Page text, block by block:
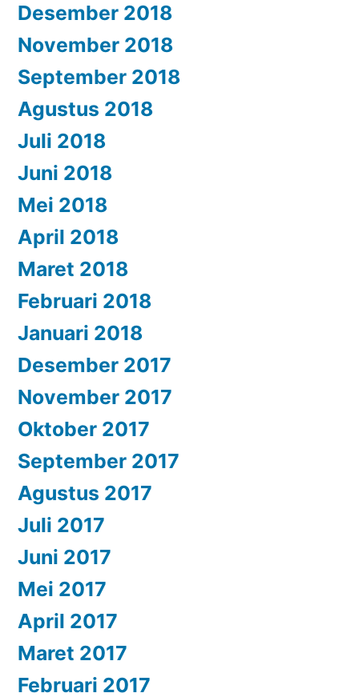
Desember 2018
November 2018
September 2018
Agustus 2018
Juli 2018
Juni 2018
Mei 2018
April 2018
Maret 2018
Februari 2018
Januari 2018
Desember 2017
November 2017
Oktober 2017
September 2017
Agustus 2017
Juli 2017
Juni 2017
Mei 2017
April 2017
Maret 2017
Februari 2017